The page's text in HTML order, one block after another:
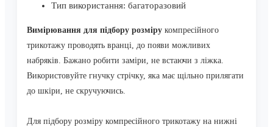
Тип використання: багаторазовий
Вимірювання для підбору розміру компресійного
трикотажу проводять вранці, до появи можливих
набряків. Бажано робити заміри, не встаючи з ліжка.
Використовуйте гнучку стрічку, яка має щільно прилягати
до шкіри, не скручуючись.
Для підбору розміру компресійного трикотажу на нижні